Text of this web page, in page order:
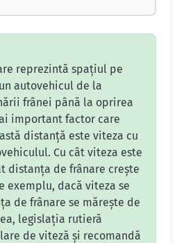
reprezintă spațiul pe
autovehicul de la
frânei până la oprirea
important factor care
distanță este viteza cu
Cu cât viteza este
distanța de frânare crește
exemplu, dacă viteza se
de frânare se mărește de
legislația rutieră
de viteză și recomandă